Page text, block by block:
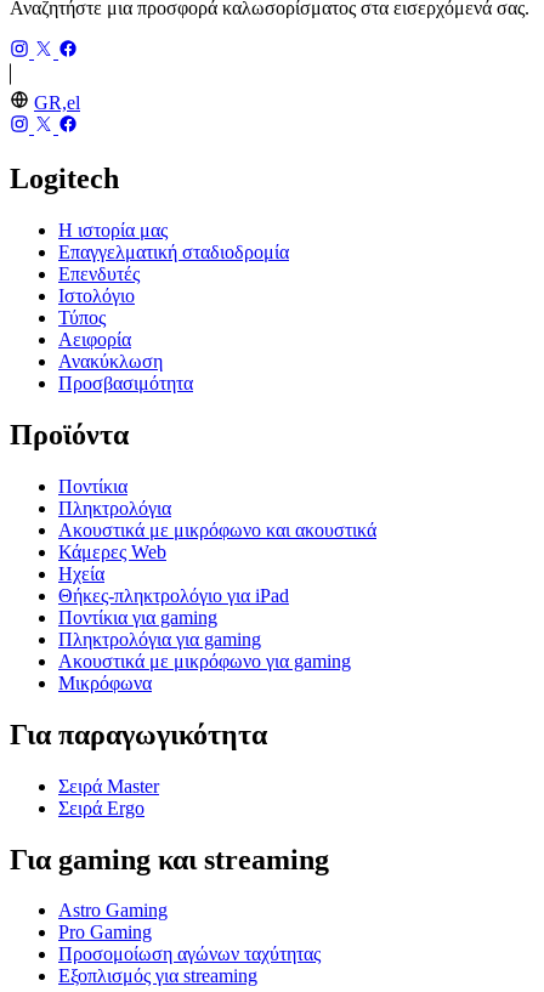
Αναζητήστε μια προσφορά καλωσορίσματος στα εισερχόμενά σας.
GR,el
Logitech
Η ιστορία μας
Επαγγελματική σταδιοδρομία
Επενδυτές
Ιστολόγιο
Τύπος
Αειφορία
Ανακύκλωση
Προσβασιμότητα
Προϊόντα
Ποντίκια
Πληκτρολόγια
Ακουστικά με μικρόφωνο και ακουστικά
Κάμερες Web
Ηχεία
Θήκες-πληκτρολόγιο για iPad
Ποντίκια για gaming
Πληκτρολόγια για gaming
Ακουστικά με μικρόφωνο για gaming
Μικρόφωνα
Για παραγωγικότητα
Σειρά Master
Σειρά Ergo
Για gaming και streaming
Astro Gaming
Pro Gaming
Προσομοίωση αγώνων ταχύτητας
Εξοπλισμός για streaming